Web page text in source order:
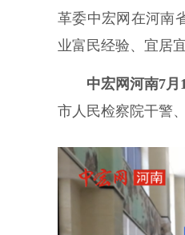
革委中宏网在河南
业富民经验、宜居
中宏网河南7月
市人民检察院干警